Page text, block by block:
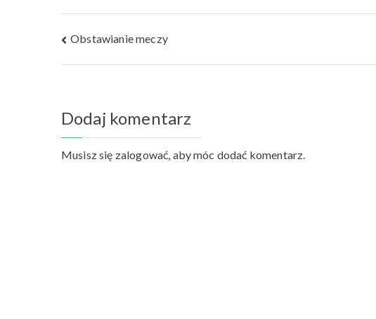
Nawigacja
wpisu
Obstawianie meczy
Dodaj komentarz
Musisz się zalogować , aby móc dodać komentarz.